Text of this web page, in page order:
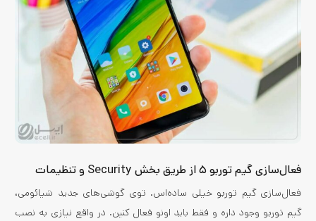
فعال‌سازی گیم توربو ۵ از طریق بخش Security و تنظیمات
فعال‌سازی گیم توربو خیلی ساده‌اس. توی گوشی‌های جدید شیائومی،
گیم توربو وجود داره و فقط باید اونو فعال کنین. در واقع نیازی به نصب